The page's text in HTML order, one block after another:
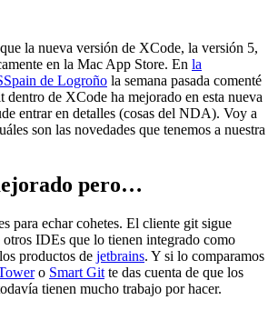
la nueva versión de XCode, la versión 5,
en la Mac App Store. En la
de Logroño la semana pasada comenté
dentro de XCode ha mejorado en esta nueva
entrar en detalles (cosas del NDA). Voy a
son las novedades que tenemos a nuestra
pero…
para echar cohetes. El cliente git sigue
otros IDEs que lo tienen integrado como
productos de jetbrains. Y si lo comparamos
o Smart Git te das cuenta de que los
tienen mucho trabajo por hacer.